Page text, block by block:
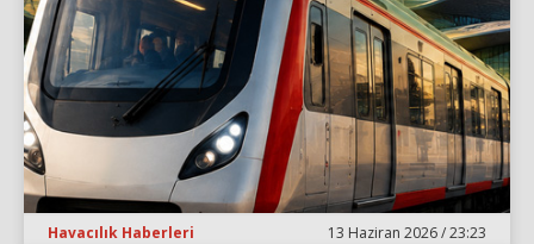
Havacılık Haberleri 13 Haziran 2026 / 23:23